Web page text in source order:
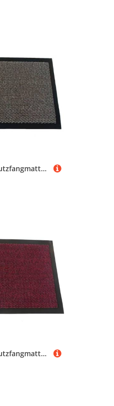
Magic Mats Schmutzfangmatte Türmatte Bern Farbe Braun ca. 120 x 250 cm
Magic Mats Schmutzfangmatte Türmatte Bern Farbe Rot ca. 90 x 250 cm